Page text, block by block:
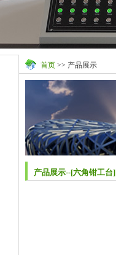
首页 >> 产品展示
产品展示--[六角钳工台]